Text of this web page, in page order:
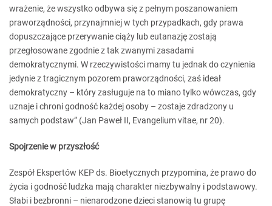
wrażenie, że wszystko odbywa się z pełnym poszanowaniem
praworządności, przynajmniej w tych przypadkach, gdy prawa
dopuszczające przerywanie ciąży lub eutanazję zostają
przegłosowane zgodnie z tak zwanymi zasadami
demokratycznymi. W rzeczywistości mamy tu jednak do czynienia
jedynie z tragicznym pozorem praworządności, zaś ideał
demokratyczny – który zasługuje na to miano tylko wówczas, gdy
uznaje i chroni godność każdej osoby – zostaje zdradzony u
samych podstaw” (Jan Paweł II, Evangelium vitae, nr 20).
Spojrzenie w przyszłość
Zespół Ekspertów KEP ds. Bioetycznych przypomina, że prawo do
życia i godność ludzka mają charakter niezbywalny i podstawowy.
Słabi i bezbronni – nienarodzone dzieci stanowią tu grupę